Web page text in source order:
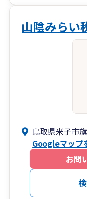
山陰みらい
鳥取県米子市
Googleマップ
お問